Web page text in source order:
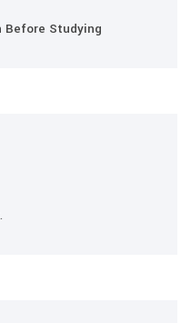
Before Studying